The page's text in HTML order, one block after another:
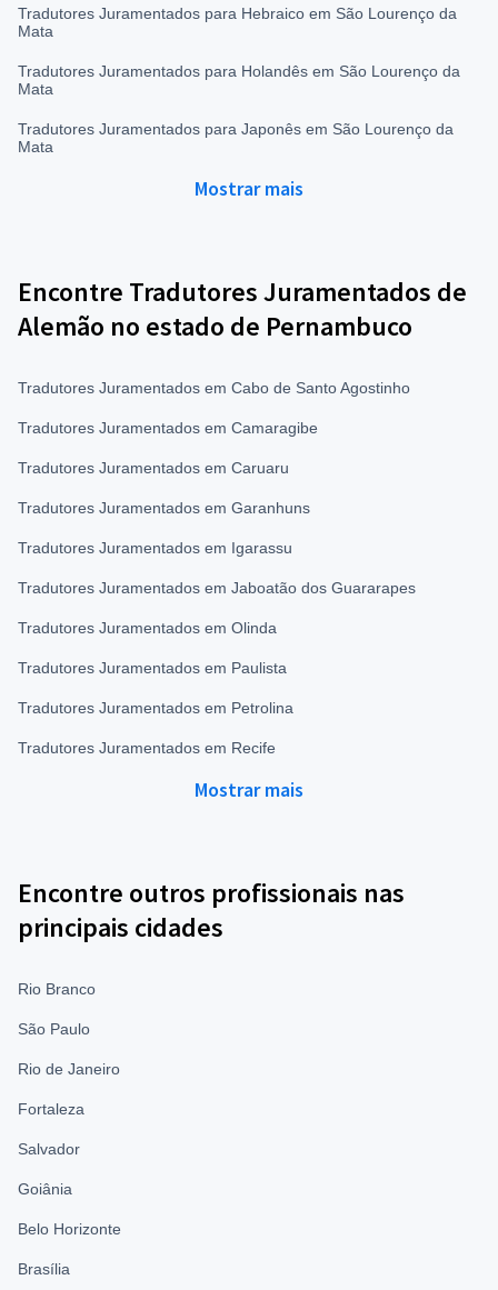
Tradutores Juramentados para Hebraico em São Lourenço da
Mata
Tradutores Juramentados para Holandês em São Lourenço da
Mata
Tradutores Juramentados para Japonês em São Lourenço da
Mata
Mostrar mais
Encontre Tradutores Juramentados de
Alemão no estado de Pernambuco
Tradutores Juramentados em Cabo de Santo Agostinho
Tradutores Juramentados em Camaragibe
Tradutores Juramentados em Caruaru
Tradutores Juramentados em Garanhuns
Tradutores Juramentados em Igarassu
Tradutores Juramentados em Jaboatão dos Guararapes
Tradutores Juramentados em Olinda
Tradutores Juramentados em Paulista
Tradutores Juramentados em Petrolina
Tradutores Juramentados em Recife
Mostrar mais
Encontre outros profissionais nas
principais cidades
Rio Branco
São Paulo
Rio de Janeiro
Fortaleza
Salvador
Goiânia
Belo Horizonte
Brasília